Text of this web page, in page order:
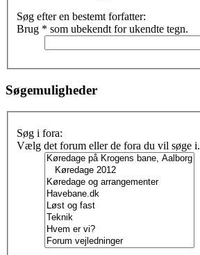
Søg efter en bestemt forfatter:
Brug * som ubekendt for ukendte tegn.
Søgemuligheder
Søg i fora:
Vælg det forum eller de fora du vil søge